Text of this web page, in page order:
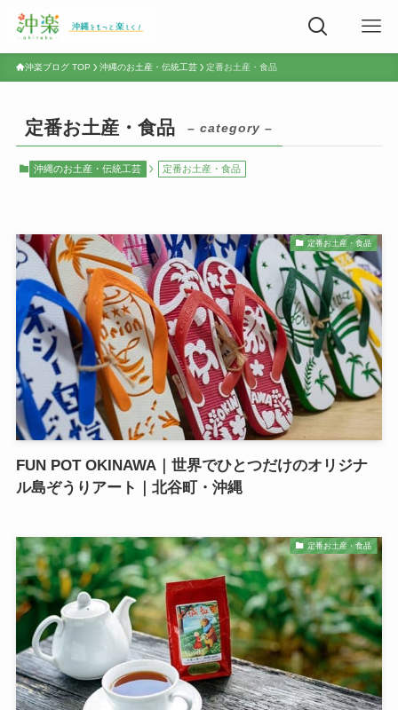
沖楽ブログ TOP 沖縄のお土産・伝統工芸 定番お土産・食品
定番お土産・食品 – category –
沖縄のお土産・伝統工芸 定番お土産・食品
定番お土産・食品
FUN POT OKINAWA｜世界でひとつだけのオリジナ
ル島ぞうりアート｜北谷町・沖縄
定番お土産・食品